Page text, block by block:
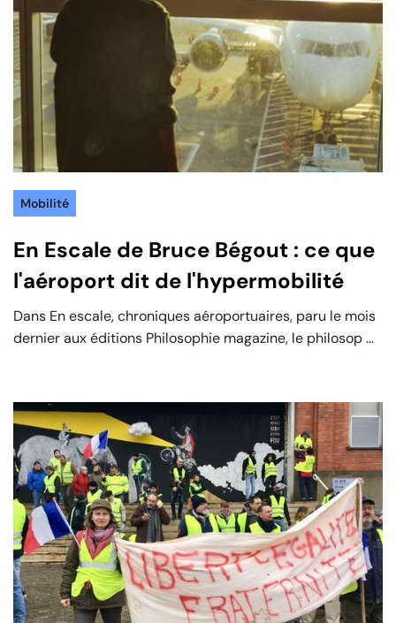
Mobilité
En Escale de Bruce Bégout : ce que
l'aéroport dit de l'hypermobilité
Dans En escale, chroniques aéroportuaires, paru le mois
dernier aux éditions Philosophie magazine, le philosop ...